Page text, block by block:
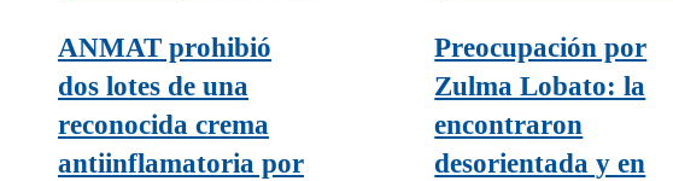
ANMAT prohibió
dos lotes de una
reconocida crema
antiinflamatoria por
Preocupación por
Zulma Lobato: la
encontraron
desorientada y en